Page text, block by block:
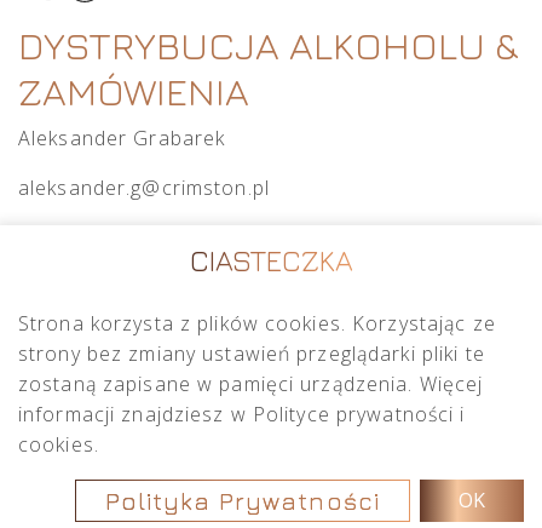
DYSTRYBUCJA ALKOHOLU &
ZAMÓWIENIA
Aleksander Grabarek
aleksander.g@crimston.pl
Mateusz Sielczak
mateusz.s@crimston.pl
+48 793 079 027
Copyright © 2026Crimston.
CIASTECZKA
Strona korzysta z plików cookies. Korzystając ze
strony bez zmiany ustawień przeglądarki pliki te
zostaną zapisane w pamięci urządzenia. Więcej
informacji znajdziesz w Polityce prywatności i
cookies.
Polityka Prywatności OK